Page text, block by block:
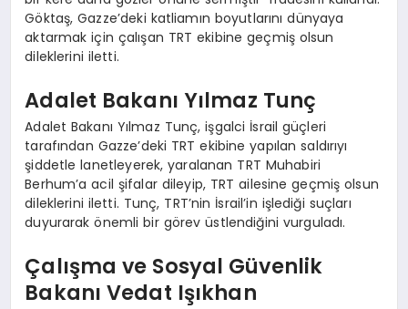
Göktaş, Gazze’deki katliamın boyutlarını dünyaya
aktarmak için çalışan TRT ekibine geçmiş olsun
dileklerini iletti.
Adalet Bakanı Yılmaz Tunç
Adalet Bakanı Yılmaz Tunç, işgalci İsrail güçleri
tarafından Gazze’deki TRT ekibine yapılan saldırıyı
şiddetle lanetleyerek, yaralanan TRT Muhabiri
Berhum’a acil şifalar dileyip, TRT ailesine geçmiş olsun
dileklerini iletti. Tunç, TRT’nin İsrail’in işlediği suçları
duyurarak önemli bir görev üstlendiğini vurguladı.
Çalışma ve Sosyal Güvenlik
Bakanı Vedat Işıkhan